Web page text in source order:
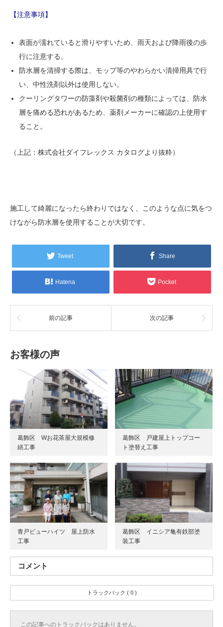
【注意事項】
表面が濡れていると滑りやすいため、雨天および降雨後の歩
行に注意する。
防水層を清掃する際は、モップ等のやわらかい清掃用具で行
い、中性洗剤以外は使用しない。
クーリングタワーの防藻剤や殺菌剤の種類によっては、防水
層を痛める恐れがあるため、薬剤メーカーに確認の上使用す
ること。
（上記：株式会社ダイフレックス カタログより抜粋）
施工して綺麗になったら終わりではなく、このような点に気をつ
けながら防水層を使用することが大切です。
Tweet Share
Hatena Pocket
前の記事 次の記事
お客様の声
葛飾区 Wお花茶屋大規模修
繕工事
葛飾区 戸建屋上トップコー
ト塗替え工事
青戸ビューハイツ 屋上防水
工事
葛飾区 イニシア亀有鉄部塗
装工事
コメント
トラックバック ( 0 )
この記事へのトラックバックはありません。